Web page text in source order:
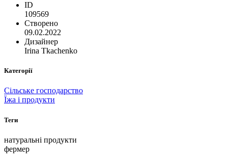
ID
109569
Створено
09.02.2022
Дизайнер
Irina Tkachenko
Категорії
Сільське господарство
Їжа і продукти
Теги
натуральні продукти
фермер